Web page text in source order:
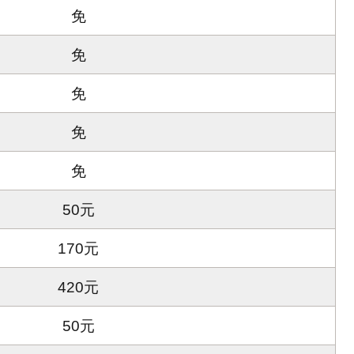
免
免
免
免
免
50元
170元
420元
50元